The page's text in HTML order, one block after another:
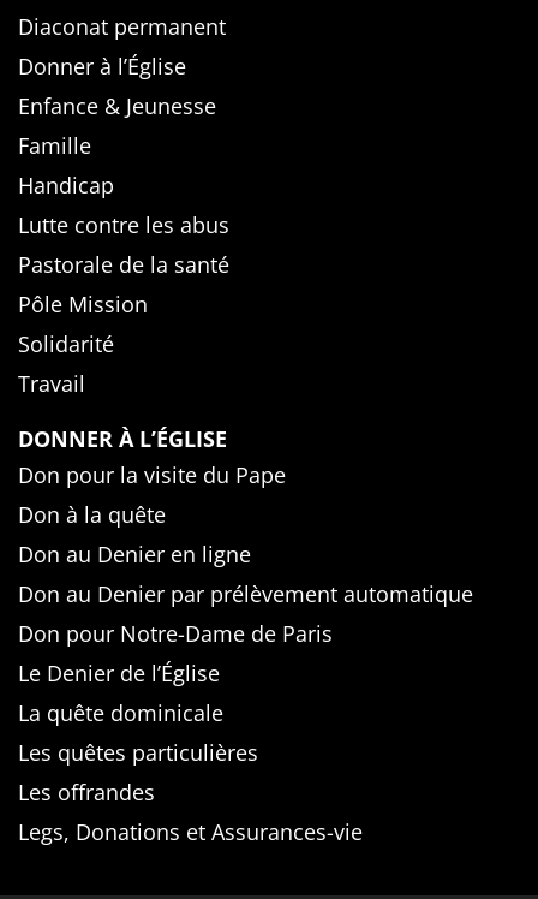
Diaconat permanent
Donner à l’Église
Enfance & Jeunesse
Famille
Handicap
Lutte contre les abus
Pastorale de la santé
Pôle Mission
Solidarité
Travail
DONNER À L’ÉGLISE
Don pour la visite du Pape
Don à la quête
Don au Denier en ligne
Don au Denier par prélèvement automatique
Don pour Notre-Dame de Paris
Le Denier de l’Église
La quête dominicale
Les quêtes particulières
Les offrandes
Legs, Donations et Assurances-vie